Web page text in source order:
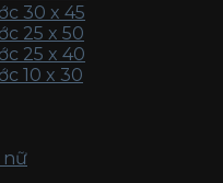
30 x 45
25 x 50
25 x 40
10 x 30
nữ